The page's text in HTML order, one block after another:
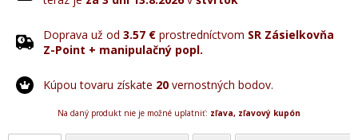
Doprava už od 3.57 € prostredníctvom SR Zásielkovňa
Z-Point + manipulačný popl.
Kúpou tovaru získate 20 vernostných bodov.
Na daný produkt nie je možné uplatniť: zľava, zľavový kupón